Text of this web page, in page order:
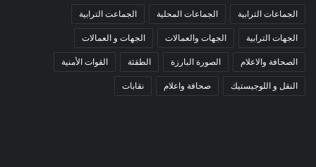
الجماعات الترابية الجماعات المحلية الجماعت الترابية
الجهات الترابية الجهات والعمالات الجهات و العمالات
الصحافة والاعلام الصورة البارزة الطقثة القوات الأمنية
النقل و اللوجيستيك صحافة واعلام نقابات